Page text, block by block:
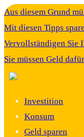
Aus diesem Grund
Mit diesen Tipps
Vervollständigen Sie
Sie müssen Geld
Investition
Konsum
Geld sparen